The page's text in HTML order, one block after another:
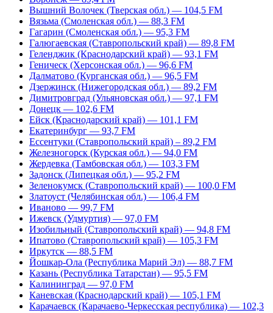
Вышний Волочек (Тверская обл.) — 104,5 FM
Вязьма (Смоленская обл.) — 88,3 FM
Гагарин (Смоленская обл.) — 95,3 FM
Галюгаевская (Ставропольский край) — 89,8 FM
Геленджик (Краснодарский край) — 93,1 FM
Геническ (Херсонская обл.) — 96,6 FM
Далматово (Курганская обл.) — 96,5 FM
Дзержинск (Нижегородская обл.) — 89,2 FM
Димитровград (Ульяновская обл.) — 97,1 FM
Донецк — 102,6 FM
Ейск (Краснодарский край) — 101,1 FM
Екатеринбург — 93,7 FM
Ессентуки (Ставропольский край) – 89,2 FM
Железногорск (Курская обл.) — 94,0 FM
Жердевка (Тамбовская обл.) — 103,3 FM
Задонск (Липецкая обл.) — 95,2 FM
Зеленокумск (Ставропольский край) — 100,0 FM
Златоуст (Челябинская обл.) — 106,4 FM
Иваново — 99,7 FM
Ижевск (Удмуртия) — 97,0 FM
Изобильный (Ставропольский край) — 94,8 FM
Ипатово (Ставропольский край) — 105,3 FM
Иркутск — 88,5 FM
Йошкар-Ола (Республика Марий Эл) — 88,7 FM
Казань (Республика Татарстан) — 95,5 FM
Калининград — 97,0 FM
Каневская (Краснодарский край) — 105,1 FM
Карачаевск (Карачаево-Черкесская республика) — 102,3